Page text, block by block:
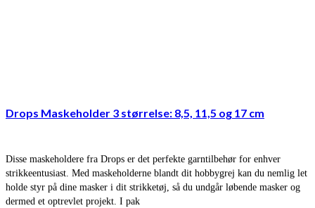
Drops Maskeholder 3 størrelse: 8,5, 11,5 og 17 cm
Disse maskeholdere fra Drops er det perfekte garntilbehør for enhver
strikkeentusiast. Med maskeholderne blandt dit hobbygrej kan du nemlig let
holde styr på dine masker i dit strikketøj, så du undgår løbende masker og
dermed et optrevlet projekt. I pak